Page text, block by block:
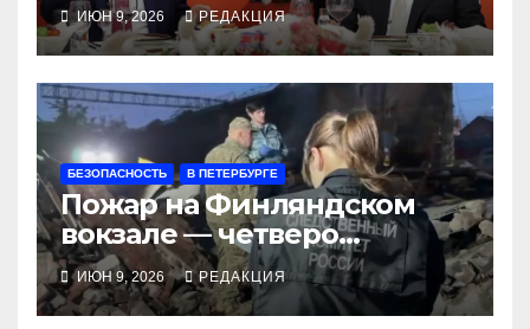
ИЮН 9, 2026 РЕДАКЦИЯ
БЕЗОПАСНОСТЬ В ПЕТЕРБУРГЕ
Пожар на Финляндском
вокзале — четверо
погибших, возмущение в
соцсетях
ИЮН 9, 2026 РЕДАКЦИЯ